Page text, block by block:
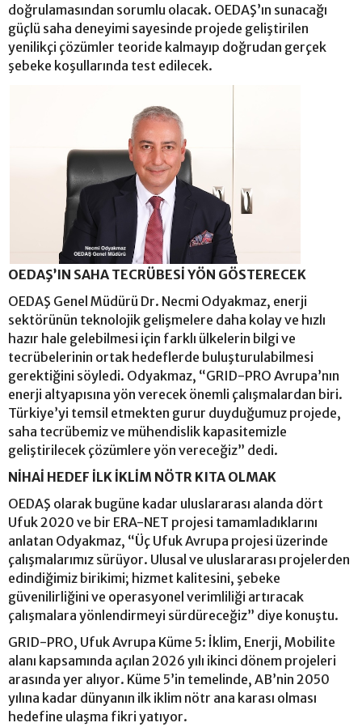
doğrulamasından sorumlu olacak. OEDAŞ’ın sunacağı
güçlü saha deneyimi sayesinde projede geliştirilen
yenilikçi çözümler teoride kalmayıp doğrudan gerçek
şebeke koşullarında test edilecek.
OEDAŞ’IN SAHA TECRÜBESİ YÖN GÖSTERECEK
OEDAŞ Genel Müdürü Dr. Necmi Odyakmaz, enerji
sektörünün teknolojik gelişmelere daha kolay ve hızlı
hazır hale gelebilmesi için farklı ülkelerin bilgi ve
tecrübelerinin ortak hedeflerde buluşturulabilmesi
gerektiğini söyledi. Odyakmaz, “GRID-PRO Avrupa’nın
enerji altyapısına yön verecek önemli çalışmalardan biri.
Türkiye’yi temsil etmekten gurur duyduğumuz projede,
saha tecrübemiz ve mühendislik kapasitemizle
geliştirilecek çözümlere yön vereceğiz” dedi.
NİHAİ HEDEF İLK İKLİM NÖTR KITA OLMAK
OEDAŞ olarak bugüne kadar uluslararası alanda dört
Ufuk 2020 ve bir ERA-NET projesi tamamladıklarını
anlatan Odyakmaz, “Üç Ufuk Avrupa projesi üzerinde
çalışmalarımız sürüyor. Ulusal ve uluslararası projelerden
edindiğimiz birikimi; hizmet kalitesini, şebeke
güvenilirliğini ve operasyonel verimliliği artıracak
çalışmalara yönlendirmeyi sürdüreceğiz” diye konuştu.
GRID-PRO, Ufuk Avrupa Küme 5: İklim, Enerji, Mobilite
alanı kapsamında açılan 2026 yılı ikinci dönem projeleri
arasında yer alıyor. Küme 5’in temelinde, AB’nin 2050
yılına kadar dünyanın ilk iklim nötr ana karası olması
hedefine ulaşma fikri yatıyor.